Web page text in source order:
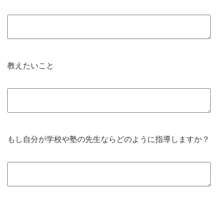
教えたいこと
もし自分が学校や塾の先生ならどのように指導しますか？